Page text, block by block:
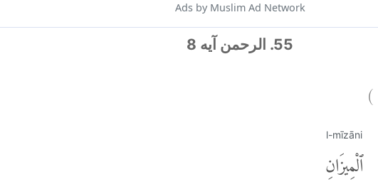
Ads by Muslim Ad Network
55. الرحمن آیه 8
)
l-mīzāni
ٱلْمِيزَانِ